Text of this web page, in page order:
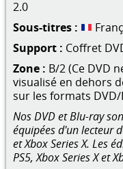
2.0
Sous-titres :
Support : Coffret
Zone : B/2 (Ce DVD
visualisé en dehors
sur les formats DVD/
Nos DVD et Blu-ray
équipées d'un lecteur
et Xbox Series X. Les
PS5, Xbox Series X et